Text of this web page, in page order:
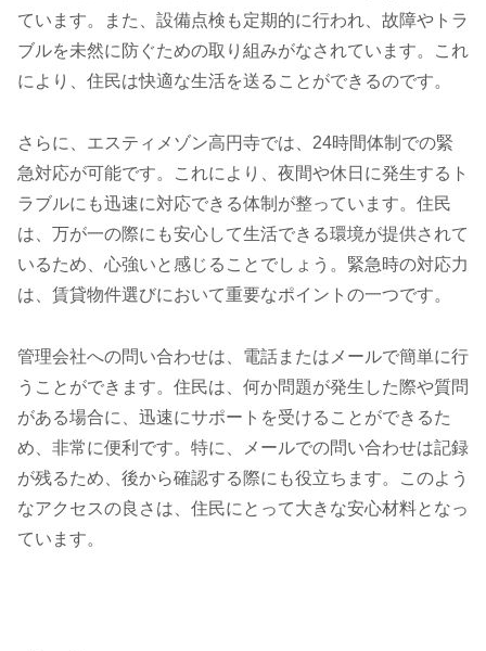
ています。また、設備点検も定期的に行われ、故障やトラ
ブルを未然に防ぐための取り組みがなされています。これ
により、住民は快適な生活を送ることができるのです。
さらに、エスティメゾン高円寺では、24時間体制での緊
急対応が可能です。これにより、夜間や休日に発生するト
ラブルにも迅速に対応できる体制が整っています。住民
は、万が一の際にも安心して生活できる環境が提供されて
いるため、心強いと感じることでしょう。緊急時の対応力
は、賃貸物件選びにおいて重要なポイントの一つです。
管理会社への問い合わせは、電話またはメールで簡単に行
うことができます。住民は、何か問題が発生した際や質問
がある場合に、迅速にサポートを受けることができるた
め、非常に便利です。特に、メールでの問い合わせは記録
が残るため、後から確認する際にも役立ちます。このよう
なアクセスの良さは、住民にとって大きな安心材料となっ
ています。